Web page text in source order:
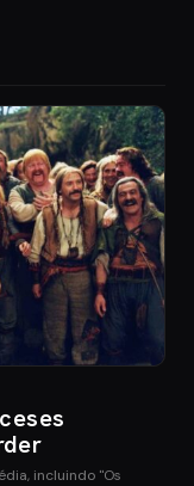
incluindo "Os